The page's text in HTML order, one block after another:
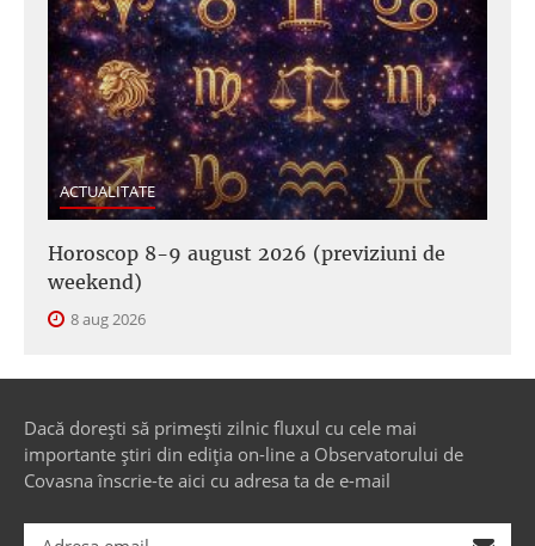
ACTUALITATE
Horoscop 8-9 august 2026 (previziuni de
weekend)
8 aug 2026
Dacă dorești să primești zilnic fluxul cu cele mai
importante știri din ediția on-line a Observatorului de
Covasna înscrie-te aici cu adresa ta de e-mail